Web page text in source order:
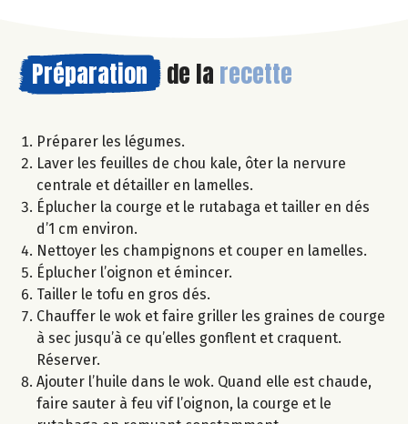
Préparation de la recette
Préparer les légumes.
Laver les feuilles de chou kale, ôter la nervure
centrale et détailler en lamelles.
Éplucher la courge et le rutabaga et tailler en dés
d’1 cm environ.
Nettoyer les champignons et couper en lamelles.
Éplucher l’oignon et émincer.
Tailler le tofu en gros dés.
Chauffer le wok et faire griller les graines de courge
à sec jusqu’à ce qu’elles gonflent et craquent.
Réserver.
Ajouter l’huile dans le wok. Quand elle est chaude,
faire sauter à feu vif l’oignon, la courge et le